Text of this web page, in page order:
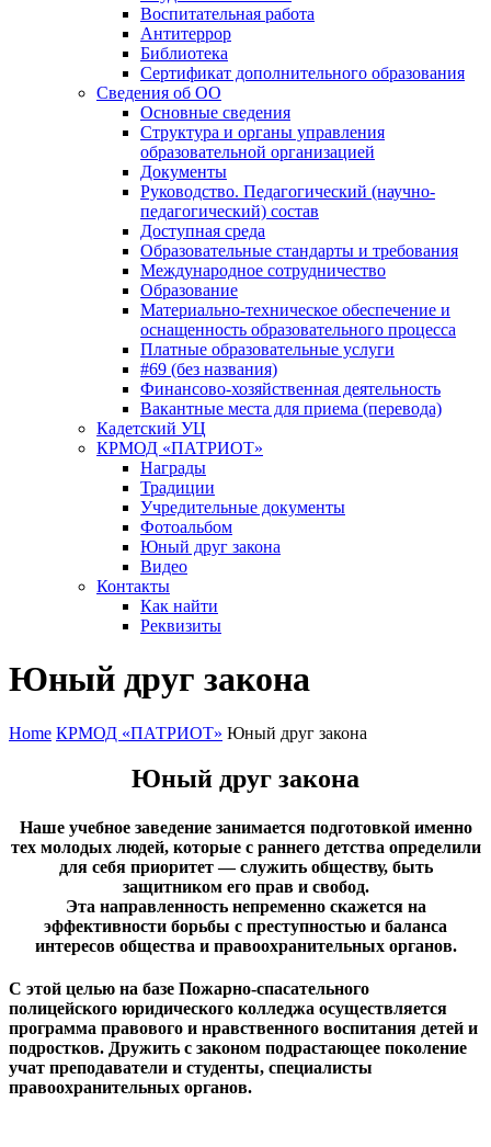
Воспитательная работа
Антитеррор
Библиотека
Сертификат дополнительного образования
Сведения об ОО
Основные сведения
Структура и органы управления
образовательной организацией
Документы
Руководство. Педагогический (научно-
педагогический) состав
Доступная среда
Образовательные стандарты и требования
Международное сотрудничество
Образование
Материально-техническое обеспечение и
оснащенность образовательного процесса
Платные образовательные услуги
#69 (без названия)
Финансово-хозяйственная деятельность
Вакантные места для приема (перевода)
Кадетский УЦ
КРМОД «ПАТРИОТ»
Награды
Традиции
Учредительные документы
Фотоальбом
Юный друг закона
Видео
Контакты
Как найти
Реквизиты
Юный друг закона
Home КРМОД «ПАТРИОТ» Юный друг закона
Юный друг закона
Наше учебное заведение занимается подготовкой именно
тех молодых людей, которые с раннего детства определили
для себя приоритет — служить обществу, быть
защитником его прав и свобод.
Эта направленность непременно скажется на
эффективности борьбы с преступностью и баланса
интересов общества и правоохранительных органов.
С этой целью на базе Пожарно-спасательного
полицейского юридического колледжа осуществляется
программа правового и нравственного воспитания детей и
подростков. Дружить с законом подрастающее поколение
учат преподаватели и студенты, специалисты
правоохранительных органов.